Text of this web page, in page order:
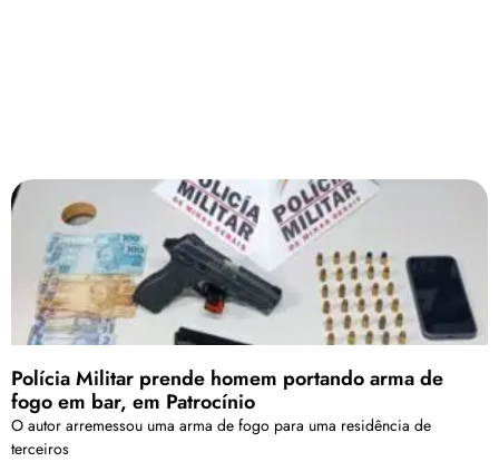
Polícia Militar prende homem portando arma de
fogo em bar, em Patrocínio
O autor arremessou uma arma de fogo para uma residência de
terceiros